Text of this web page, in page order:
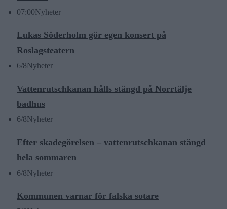
07:00Nyheter
Lukas Söderholm gör egen konsert på
Roslagsteatern
6/8Nyheter
Vattenrutschkanan hålls stängd på Norrtälje
badhus
6/8Nyheter
Efter skadegörelsen – vattenrutschkanan stängd
hela sommaren
6/8Nyheter
Kommunen varnar för falska sotare